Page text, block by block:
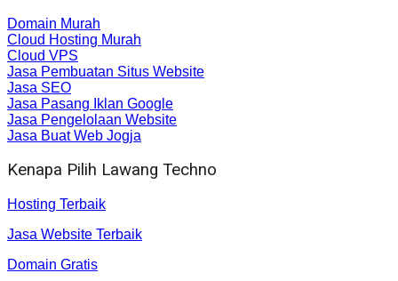
Domain Murah
Cloud Hosting Murah
Cloud VPS
Jasa Pembuatan Situs Website
Jasa SEO
Jasa Pasang Iklan Google
Jasa Pengelolaan Website
Jasa Buat Web Jogja
Kenapa Pilih Lawang Techno
Hosting Terbaik
Jasa Website Terbaik
Domain Gratis